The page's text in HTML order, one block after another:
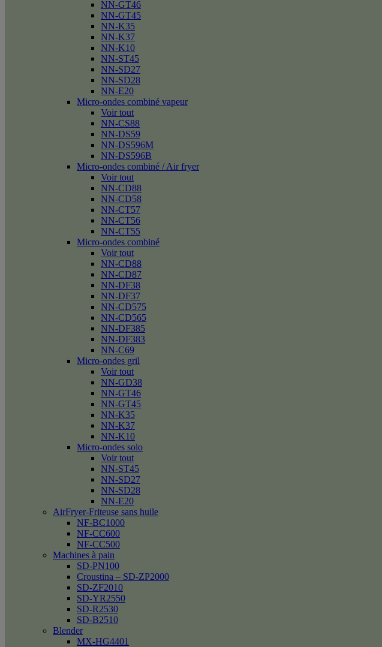
NN-GT46
NN-GT45
NN-K35
NN-K37
NN-K10
NN-ST45
NN-SD27
NN-SD28
NN-E20
Micro-ondes combiné vapeur
Voir tout
NN-CS88
NN-DS59
NN-DS596M
NN-DS596B
Micro-ondes combiné / Air fryer
Voir tout
NN-CD88
NN-CD58
NN-CT57
NN-CT56
NN-CT55
Micro-ondes combiné
Voir tout
NN-CD88
NN-CD87
NN-DF38
NN-DF37
NN-CD575
NN-CD565
NN-DF385
NN-DF383
NN-C69
Micro-ondes gril
Voir tout
NN-GD38
NN-GT46
NN-GT45
NN-K35
NN-K37
NN-K10
Micro-ondes solo
Voir tout
NN-ST45
NN-SD27
NN-SD28
NN-E20
AirFryer-Friteuse sans huile
NF-BC1000
NF-CC600
NF-CC500
Machines à pain
SD-PN100
Croustina – SD-ZP2000
SD-ZF2010
SD-YR2550
SD-R2530
SD-B2510
Blender
MX-HG4401